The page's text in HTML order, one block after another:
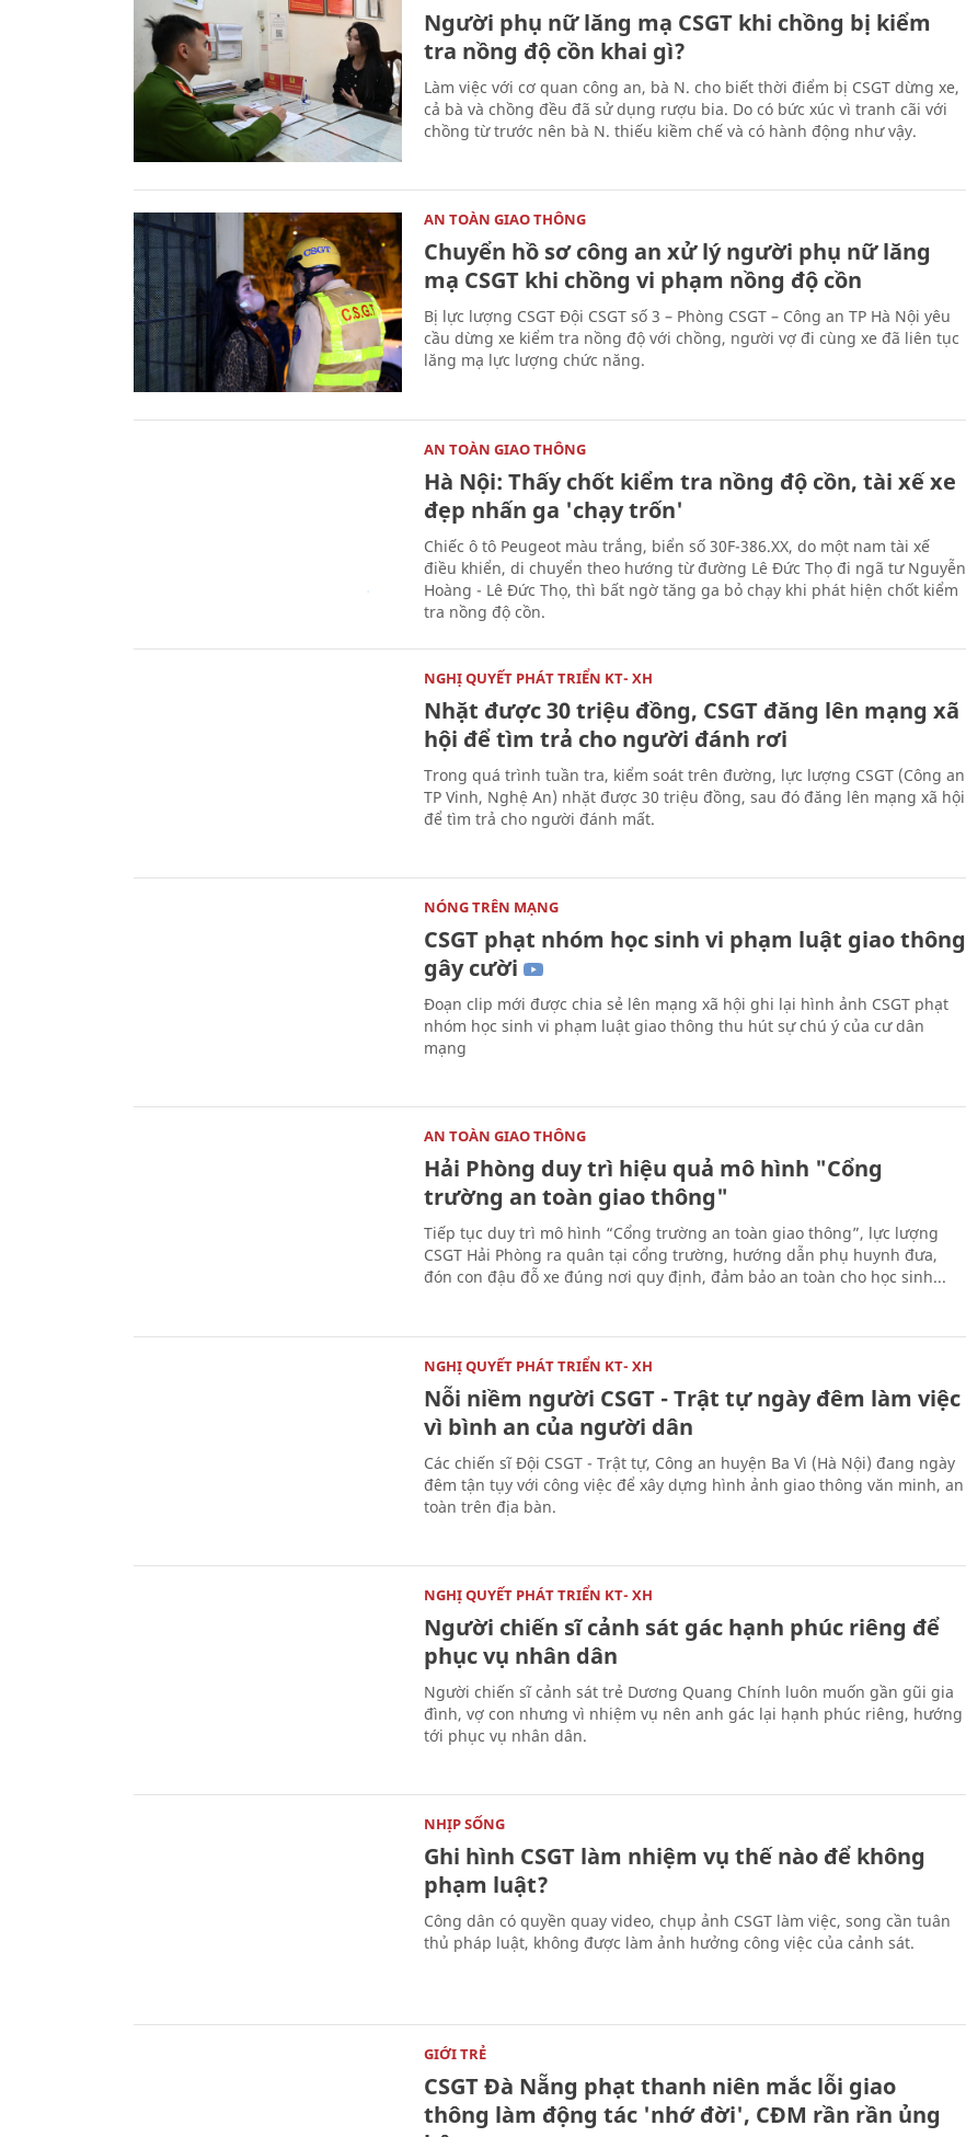
Người phụ nữ lăng mạ CSGT khi chồng bị kiểm
tra nồng độ cồn khai gì?
Làm việc với cơ quan công an, bà N. cho biết thời điểm bị CSGT dừng xe,
cả bà và chồng đều đã sử dụng rượu bia. Do có bức xúc vì tranh cãi với
chồng từ trước nên bà N. thiếu kiềm chế và có hành động như vậy.
AN TOÀN GIAO THÔNG
Chuyển hồ sơ công an xử lý người phụ nữ lăng
mạ CSGT khi chồng vi phạm nồng độ cồn
Bị lực lượng CSGT Đội CSGT số 3 – Phòng CSGT – Công an TP Hà Nội yêu
cầu dừng xe kiểm tra nồng độ với chồng, người vợ đi cùng xe đã liên tục
lăng mạ lực lượng chức năng.
AN TOÀN GIAO THÔNG
Hà Nội: Thấy chốt kiểm tra nồng độ cồn, tài xế xe
đẹp nhấn ga 'chạy trốn'
Chiếc ô tô Peugeot màu trắng, biển số 30F-386.XX, do một nam tài xế
điều khiển, di chuyển theo hướng từ đường Lê Đức Thọ đi ngã tư Nguyễn
Hoàng - Lê Đức Thọ, thì bất ngờ tăng ga bỏ chạy khi phát hiện chốt kiểm
tra nồng độ cồn.
NGHỊ QUYẾT PHÁT TRIỂN KT- XH
Nhặt được 30 triệu đồng, CSGT đăng lên mạng xã
hội để tìm trả cho người đánh rơi
Trong quá trình tuần tra, kiểm soát trên đường, lực lượng CSGT (Công an
TP Vinh, Nghệ An) nhặt được 30 triệu đồng, sau đó đăng lên mạng xã hội
để tìm trả cho người đánh mất.
NÓNG TRÊN MẠNG
CSGT phạt nhóm học sinh vi phạm luật giao thông
gây cười
Đoạn clip mới được chia sẻ lên mạng xã hội ghi lại hình ảnh CSGT phạt
nhóm học sinh vi phạm luật giao thông thu hút sự chú ý của cư dân
mạng
AN TOÀN GIAO THÔNG
Hải Phòng duy trì hiệu quả mô hình "Cổng
trường an toàn giao thông"
Tiếp tục duy trì mô hình “Cổng trường an toàn giao thông”, lực lượng
CSGT Hải Phòng ra quân tại cổng trường, hướng dẫn phụ huynh đưa,
đón con đậu đỗ xe đúng nơi quy định, đảm bảo an toàn cho học sinh...
NGHỊ QUYẾT PHÁT TRIỂN KT- XH
Nỗi niềm người CSGT - Trật tự ngày đêm làm việc
vì bình an của người dân
Các chiến sĩ Đội CSGT - Trật tự, Công an huyện Ba Vì (Hà Nội) đang ngày
đêm tận tụy với công việc để xây dựng hình ảnh giao thông văn minh, an
toàn trên địa bàn.
NGHỊ QUYẾT PHÁT TRIỂN KT- XH
Người chiến sĩ cảnh sát gác hạnh phúc riêng để
phục vụ nhân dân
Người chiến sĩ cảnh sát trẻ Dương Quang Chính luôn muốn gần gũi gia
đình, vợ con nhưng vì nhiệm vụ nên anh gác lại hạnh phúc riêng, hướng
tới phục vụ nhân dân.
NHỊP SỐNG
Ghi hình CSGT làm nhiệm vụ thế nào để không
phạm luật?
Công dân có quyền quay video, chụp ảnh CSGT làm việc, song cần tuân
thủ pháp luật, không được làm ảnh hưởng công việc của cảnh sát.
GIỚI TRẺ
CSGT Đà Nẵng phạt thanh niên mắc lỗi giao
thông làm động tác 'nhớ đời', CĐM rần rần ủng